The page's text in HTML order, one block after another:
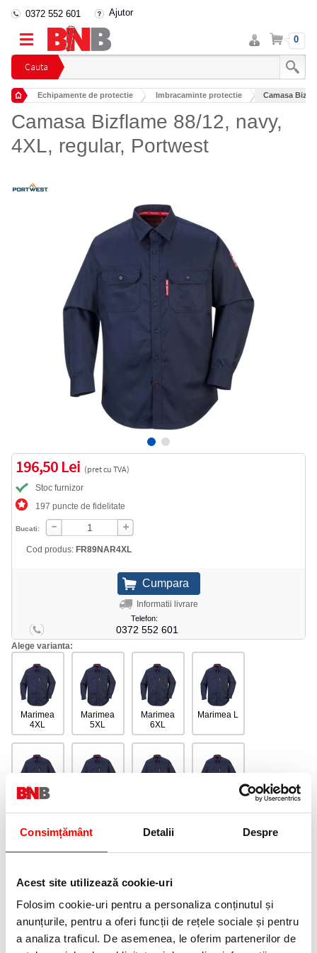
Consimțământ Detalii Despre
Acest site utilizează cookie-uri
Folosim cookie-uri pentru a personaliza conținutul și
anunțurile, pentru a oferi funcții de rețele sociale și pentru
a analiza traficul. De asemenea, le oferim partenerilor de
Cauta
0372 552 601 Ajutor
Intra
in
cont
Cos 0
Echipamente de protectie
Imbracaminte protectie
Camasa
Camasa Bizflame 88/12, navy,
4XL, regular, Portwest
196,50 Lei (pret cu TVA)
Stoc furnizor
197 puncte de fidelitate
Bucati:
Cod produs: FR89NAR4XL
Informatii livrare
Telefon:
0372 552 601
Alege varianta:
Marimea
4XL
Marimea
5XL
Marimea
6XL
Marimea L
XXL
XXXL
Adauga in wishlist